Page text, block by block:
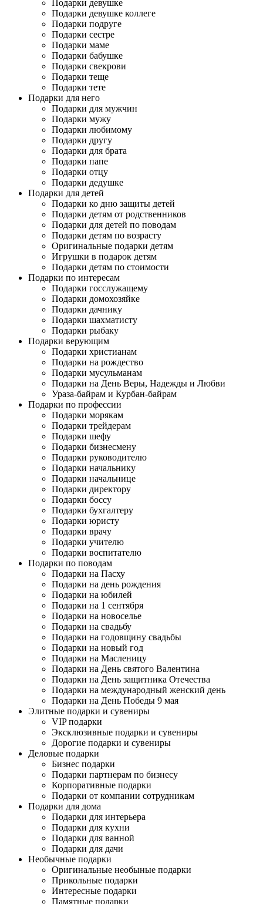
Подарки девушке
Подарки девушке коллеге
Подарки подруге
Подарки сестре
Подарки маме
Подарки бабушке
Подарки свекрови
Подарки теще
Подарки тете
Подарки для него
Подарки для мужчин
Подарки мужу
Подарки любимому
Подарки другу
Подарки для брата
Подарки папе
Подарки отцу
Подарки дедушке
Подарки для детей
Подарки ко дню защиты детей
Подарки детям от родственников
Подарки для детей по поводам
Подарки детям по возрасту
Оригинальные подарки детям
Игрушки в подарок детям
Подарки детям по стоимости
Подарки по интересам
Подарки госслужащему
Подарки домохозяйке
Подарки дачнику
Подарки шахматисту
Подарки рыбаку
Подарки верующим
Подарки христианам
Подарки на рождество
Подарки мусульманам
Подарки на День Веры, Надежды и Любви
Ураза-байрам и Курбан-байрам
Подарки по профессии
Подарки морякам
Подарки трейдерам
Подарки шефу
Подарки бизнесмену
Подарки руководителю
Подарки начальнику
Подарки начальнице
Подарки директору
Подарки боссу
Подарки бухгалтеру
Подарки юристу
Подарки врачу
Подарки учителю
Подарки воспитателю
Подарки по поводам
Подарки на Пасху
Подарки на день рождения
Подарки на юбилей
Подарки на 1 сентября
Подарки на новоселье
Подарки на свадьбу
Подарки на годовщину свадьбы
Подарки на новый год
Подарки на Масленицу
Подарки на День святого Валентина
Подарки на День защитника Отечества
Подарки на международный женский день
Подарки на День Победы 9 мая
Элитные подарки и сувениры
VIP подарки
Эксклюзивные подарки и сувениры
Дорогие подарки и сувениры
Деловые подарки
Бизнес подарки
Подарки партнерам по бизнесу
Корпоративные подарки
Подарки от компании сотрудникам
Подарки для дома
Подарки для интерьера
Подарки для кухни
Подарки для ванной
Подарки для дачи
Необычные подарки
Оригинальные необыные подарки
Прикольные подарки
Интересные подарки
Памятные подарки